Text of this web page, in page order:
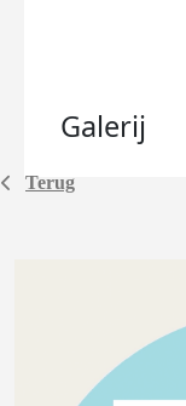
Terug
Galerij